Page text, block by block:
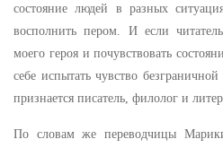
состояние людей в разных
восполнить пером. И если
моего героя и почувствовать
себе испытать чувство
признается писатель, филолог и
По словам же переводчицы